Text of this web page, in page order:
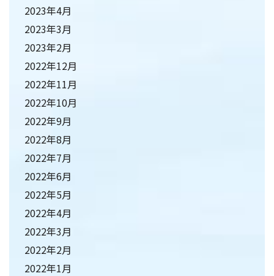
2023年4月
2023年3月
2023年2月
2022年12月
2022年11月
2022年10月
2022年9月
2022年8月
2022年7月
2022年6月
2022年5月
2022年4月
2022年3月
2022年2月
2022年1月